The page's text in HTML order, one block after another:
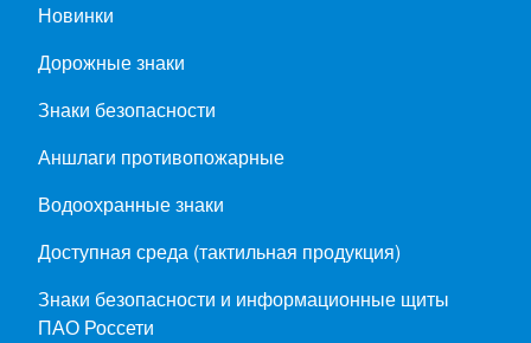
Новинки
Дорожные знаки
Знаки безопасности
Аншлаги противопожарные
Водоохранные знаки
Доступная среда (тактильная продукция)
Знаки безопасности и информационные щиты
ПАО Россети